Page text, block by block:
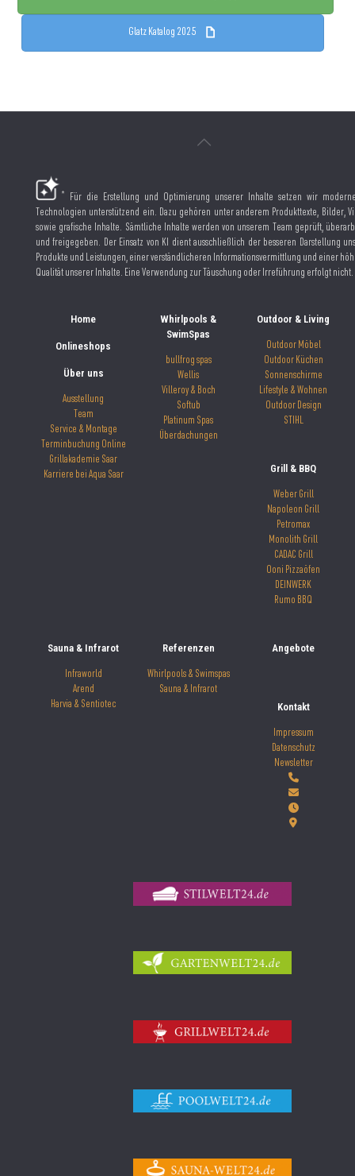
Glatz Katalog 2025
*
Für die Erstellung und Optimierung unserer Inhalte setzen wir
Technologien unterstützend ein. Dazu gehören unter anderem Produkttexte, Bilder,
sowie grafische Inhalte. Sämtliche Inhalte werden von unserem Team geprüft,
und freigegeben. Der Einsatz von KI dient ausschließlich der besseren Darstellung
Produkte und Leistungen, einer verständlicheren Informationsvermittlung und einer
Qualität unserer Inhalte. Eine Verwendung zur Täuschung oder Irreführung erfolgt nicht.
Home
Onlineshops
Über uns
Ausstellung
Team
Service & Montage
Terminbuchung Online
Grillakademie Saar
Karriere bei Aqua Saar
Whirlpools &
SwimSpas
bullfrog spas
Wellis
Villeroy & Boch
Softub
Platinum Spas
Überdachungen
Outdoor & Living
Outdoor Möbel
Outdoor Küchen
Sonnenschirme
Lifestyle & Wohnen
Outdoor Design
STIHL
Grill & BBQ
Weber Grill
Napoleon Grill
Petromax
Monolith Grill
CADAC Grill
Ooni Pizzaöfen
DEINWERK
Rumo BBQ
Sauna & Infrarot
Infraworld
Arend
Harvia & Sentiotec
Referenzen
Whirlpools & Swimspas
Sauna & Infrarot
Angebote
Kontakt
Impressum
Datenschutz
Newsletter